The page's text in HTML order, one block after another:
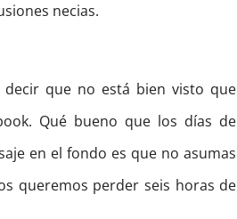
necias.
que no está bien visto que
Qué bueno que los días de
en el fondo es que no asumas
queremos perder seis horas de